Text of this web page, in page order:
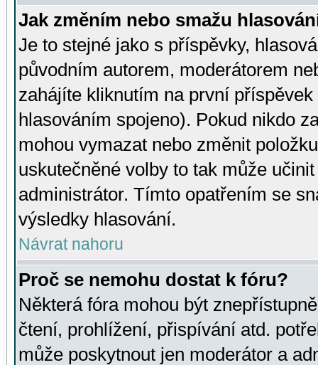
Jak změním nebo smažu
Je to stejné jako s příspěvky,
původním autorem, moderátorem
zahájíte kliknutím na první
hlasováním spojeno). Pokud nikdo
mohou vymazat nebo změnit
uskutečněné volby to tak může
administrátor. Tímto opatřením se
výsledky hlasování.
Návrat nahoru
Proč se nemohu dostat k fóru?
Některá fóra mohou být
čtení, prohlížení, přispívání atd.
může poskytnout jen moderátor a